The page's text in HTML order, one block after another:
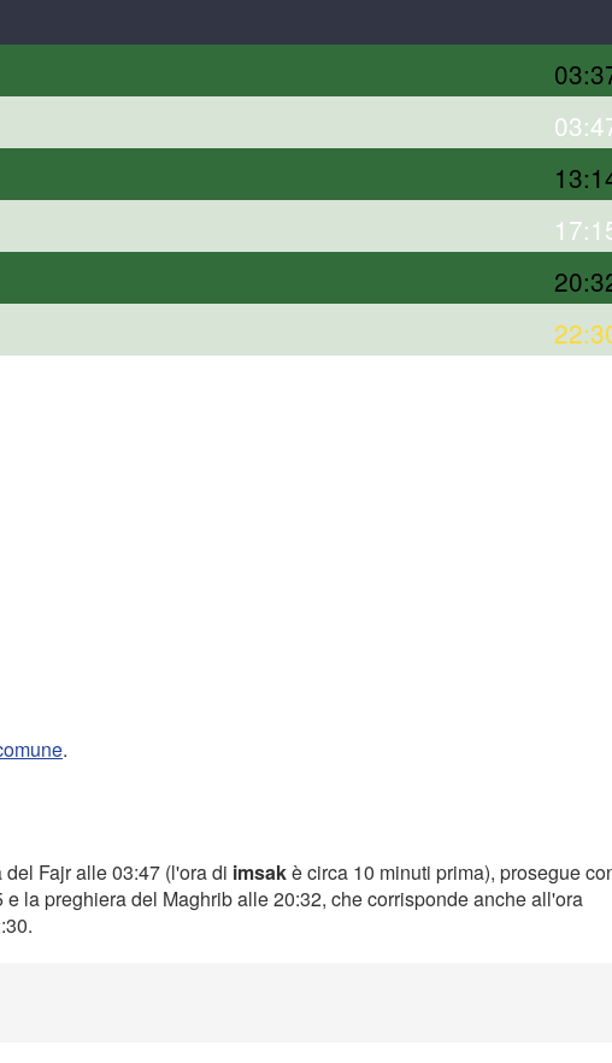
.
Fajr alle 03:47 (l'ora di imsakè circa 10 minuti prima), prosegue
la preghiera del Maghrib alle 20:32, che corrisponde anche all'ora